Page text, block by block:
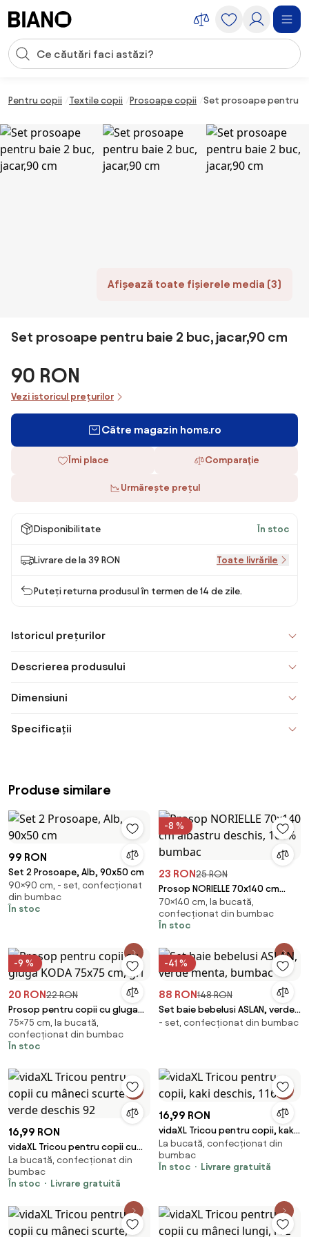
Introducerea căutării
Pentru copii Textile copii Prosoape copii Set prosoape pentru
Afișează toate fișierele media (3)
Set prosoape pentru baie 2 buc, jacar,90 cm
90 RON
Vezi istoricul prețurilor
Către magazin homs.ro
Îmi place Comparaţie
Urmărește prețul
Disponibilitate În stoc
Livrare de la 39 RON Toate livrările
Puteți returna produsul în termen de 14 de zile.
Istoricul prețurilor
Descrierea produsului
Dimensiuni
Specificații
Produse similare
99 RON
Set 2 Prosoape, Alb, 90x50 cm
90×90 cm, - set, confecționat
din bumbac
În stoc
-8 %
23 RON25 RON
Prosop NORIELLE 70x140 cm
albastru deschis, 100% bumbac
70×140 cm, la bucată,
confecționat din bumbac
În stoc
-9 %
20 RON22 RON
Prosop pentru copii cu gluga
KODA 75x75 cm, gri
75×75 cm, la bucată,
confecționat din bumbac
În stoc
-41 %
88 RON148 RON
Set baie bebelusi ASLAN, verde
menta, bumbac
- set, confecționat din bumbac
16,99 RON
vidaXL Tricou pentru copii cu
mâneci scurte verde deschis 92
La bucată, confecționat din
bumbac
În stoc
Livrare gratuită
16,99 RON
vidaXL Tricou pentru copii, kaki
deschis, 116
La bucată, confecționat din
bumbac
În stoc
Livrare gratuită